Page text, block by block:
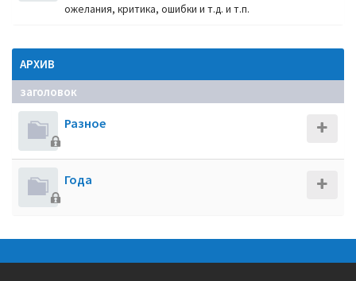
ожелания, критика, ошибки и т.д. и т.п.
АРХИВ
заголовок
Разное
Года